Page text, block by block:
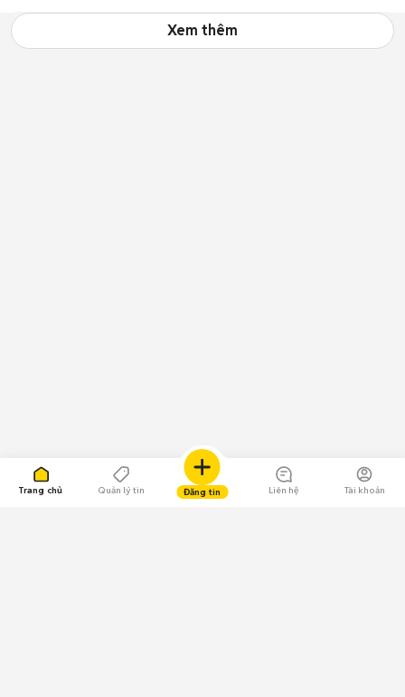
Trang chủ Quản lý tin Đăng tin Liên hệ Tài khoản
Xem thêm